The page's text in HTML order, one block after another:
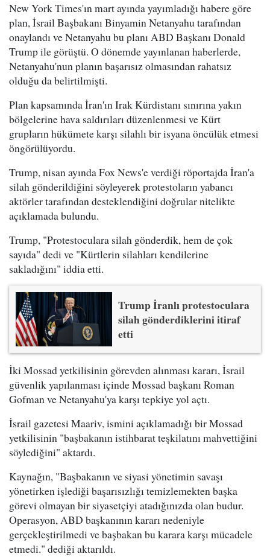
New York Times'ın mart ayında yayımladığı habere göre
plan, İsrail Başbakanı Binyamin Netanyahu tarafından
onaylandı ve Netanyahu bu planı ABD Başkanı Donald
Trump ile görüştü. O dönemde yayınlanan haberlerde,
Netanyahu'nun planın başarısız olmasından rahatsız
olduğu da belirtilmişti.
Plan kapsamında İran'ın Irak Kürdistanı sınırına yakın
bölgelerine hava saldırıları düzenlenmesi ve Kürt
grupların hükümete karşı silahlı bir isyana öncülük etmesi
öngörülüyordu.
Trump, nisan ayında Fox News'e verdiği röportajda İran'a
silah gönderildiğini söyleyerek protestoların yabancı
aktörler tarafından desteklendiğini doğrular nitelikte
açıklamada bulundu.
Trump, "Protestoculara silah gönderdik, hem de çok
sayıda" dedi ve "Kürtlerin silahları kendilerine
sakladığını" iddia etti.
Trump İranlı protestoculara
silah gönderdiklerini itiraf
etti
İki Mossad yetkilisinin görevden alınması kararı, İsrail
güvenlik yapılanması içinde Mossad başkanı Roman
Gofman ve Netanyahu'ya karşı tepkiye yol açtı.
İsrail gazetesi Maariv, ismini açıklamadığı bir Mossad
yetkilisinin "başbakanın istihbarat teşkilatını mahvettiğini
söylediğini" aktardı.
Kaynağın, "Başbakanın ve siyasi yönetimin savaşı
yönetirken işlediği başarısızlığı temizlemekten başka
görevi olmayan bir siyasetçiyi atadığınızda olan budur.
Operasyon, ABD başkanının kararı nedeniyle
gerçekleştirilmedi ve başbakan bu karara karşı mücadele
etmedi." dediği aktarıldı.